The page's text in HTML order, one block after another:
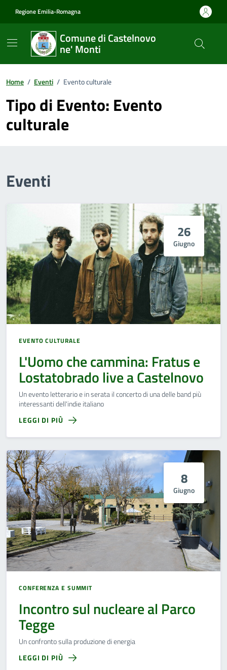
Regione Emilia-Romagna
Comune di Castelnovo
ne' Monti
Home / Eventi / Evento culturale
Tipo di Evento: Evento
culturale
Eventi
26
Giugno
EVENTO CULTURALE
L'Uomo che cammina: Fratus e
Lostatobrado live a Castelnovo
Un evento letterario e in serata il concerto di una delle band più
interessanti dell'indie italiano
LEGGI DI PIÙ
8
Giugno
CONFERENZA E SUMMIT
Incontro sul nucleare al Parco
Tegge
Un confronto sulla produzione di energia
LEGGI DI PIÙ